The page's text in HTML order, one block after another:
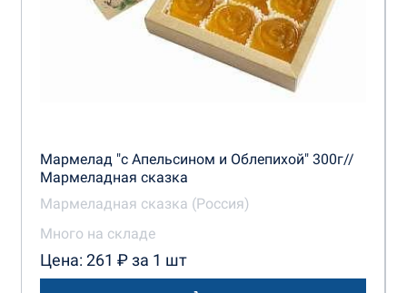
Мармелад "с Апельсином и Облепихой" 300г//
Мармеладная сказка
Мармеладная сказка (Россия)
Много на складе
Цена: 261 ₽ за 1 шт